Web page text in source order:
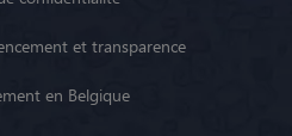
et transparence
en Belgique